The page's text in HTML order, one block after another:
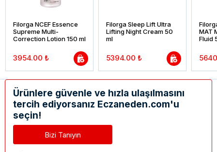
Filorga NCEF Essence
Supreme Multi-
Correction Lotion 150 ml
3954.00 ₺
Filorga Sleep Lift Ultra
Lifting Night Cream 50
ml
5394.00 ₺
MAT
Fluid
Ürünlere güvenle ve hızla ulaşılmasını
tercih ediyorsanız Eczaneden.com'u
seçin!
Bizi Tanıyın